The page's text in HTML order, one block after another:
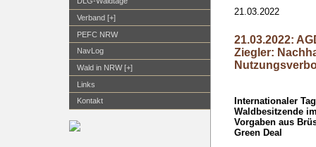
Verband [+]
PEFC NRW
NavLog
Wald in NRW [+]
Links
Kontakt
21.03.2022
21.03.2022:
Ziegler:
Internationaler
Waldbesitzende
Vorgaben aus
Green Deal